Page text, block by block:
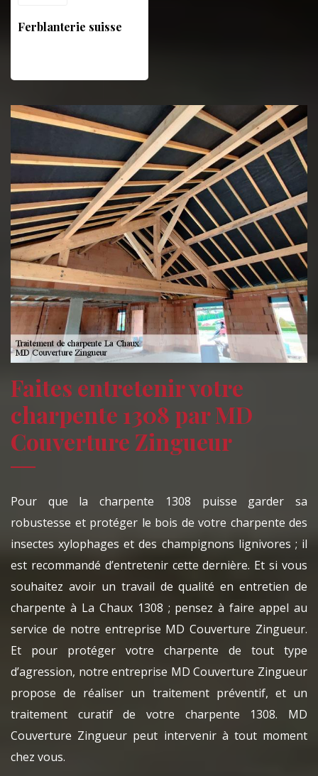
Ferblanterie suisse
Faites entretenir votre
charpente 1308 par MD
Couverture Zingueur
Pour que la charpente 1308 puisse garder sa
robustesse et protéger le bois de votre charpente des
insectes xylophages et des champignons lignivores ; il
est recommandé d’entretenir cette dernière. Et si vous
souhaitez avoir un travail de qualité en entretien de
charpente à La Chaux 1308 ; pensez à faire appel au
service de notre entreprise MD Couverture Zingueur.
Et pour protéger votre charpente de tout type
d’agression, notre entreprise MD Couverture Zingueur
propose de réaliser un traitement préventif, et un
traitement curatif de votre charpente 1308. MD
Couverture Zingueur peut intervenir à tout moment
chez vous.